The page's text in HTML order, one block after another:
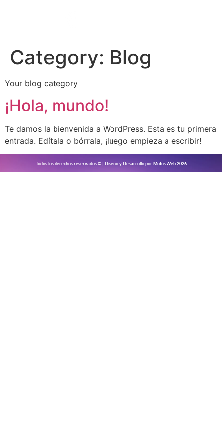
Category: Blog
Your blog category
¡Hola, mundo!
Te damos la bienvenida a WordPress. Esta es tu primera
entrada. Edítala o bórrala, ¡luego empieza a escribir!
Todos los derechos reservados © | Diseño y Desarrollo por Motus Web 2026